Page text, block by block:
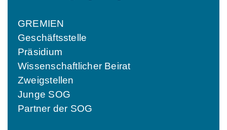
GREMIEN
Geschäftsstelle
Präsidium
Wissenschaftlicher Beirat
Zweigstellen
Junge SOG
Partner der SOG